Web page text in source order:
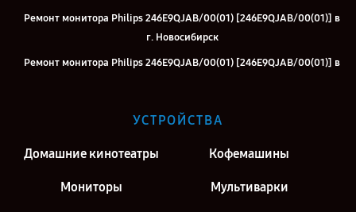
Ремонт монитора Philips 246E9QJAB/00(01) [246E9QJAB/00(01)] в
г. Новосибирск
Ремонт монитора Philips 246E9QJAB/00(01) [246E9QJAB/00(01)] в
г. Екатеринбург
Ремонт монитора Philips 246E9QJAB/00(01) [246E9QJAB/00(01)] в
Ремонт монитора Philips 246E9QJAB/00(01) [246E9QJAB/00(01)] в
УСТРОЙСТВА
Домашние кинотеатры Кофемашины
Мониторы Мультиварки